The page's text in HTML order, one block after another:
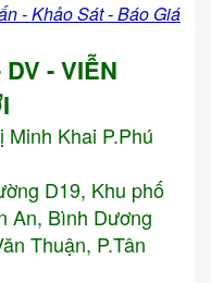
- Khảo Sát - Báo Giá
- VIỄN
Minh Khai P.Phú
D19, Khu phố
An, Bình Dương
Thuận, P.Tân